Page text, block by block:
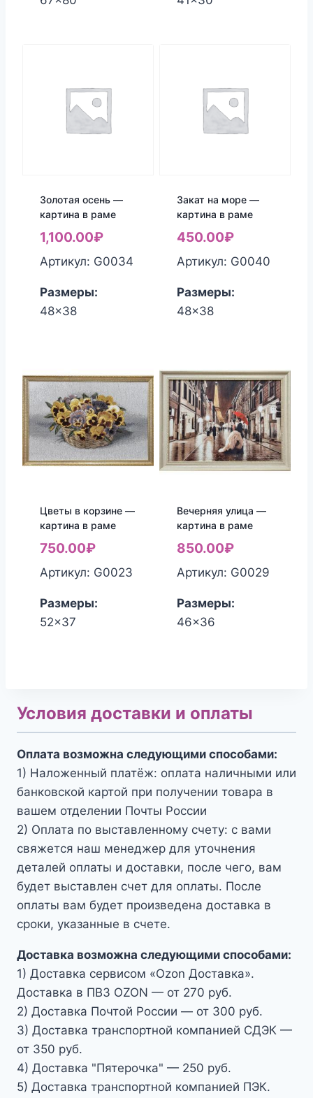
Золотая осень —
картина в раме
1,100.00₽
Артикул: G0034
Размеры:
48x38
Закат на море —
картина в раме
450.00₽
Артикул: G0040
Размеры:
48x38
Цветы в корзине —
картина в раме
750.00₽
Артикул: G0023
Размеры:
52x37
Вечерняя улица —
картина в раме
850.00₽
Артикул: G0029
Размеры:
46x36
Условия доставки и оплаты
Оплата возможна следующими способами:
1) Наложенный платёж: оплата наличными или
банковской картой при получении товара в
вашем отделении Почты России
2) Оплата по выставленному счету: с вами
свяжется наш менеджер для уточнения
деталей оплаты и доставки, после чего, вам
будет выставлен счет для оплаты. После
оплаты вам будет произведена доставка в
сроки, указанные в счете.
Доставка возможна следующими способами:
1) Доставка сервисом «Ozon Доставка».
Доставка в ПВЗ OZON — от 270 руб.
2) Доставка Почтой России — от 300 руб.
3) Доставка транспортной компанией СДЭК —
от 350 руб.
4) Доставка "Пятерочка" — 250 руб.
5) Доставка транспортной компанией ПЭК.